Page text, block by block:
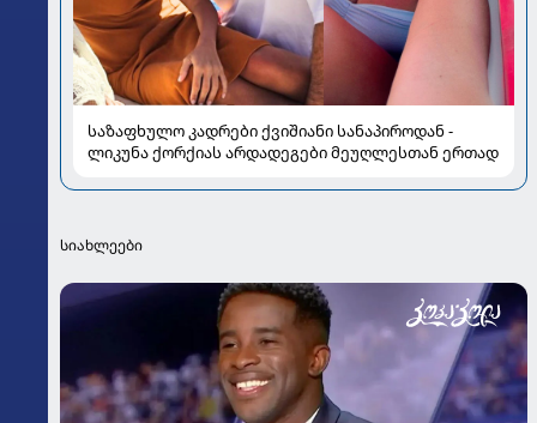
საზაფხულო კადრები ქვიშიანი სანაპიროდან -
ლიკუნა ქორქიას არდადეგები მეუღლესთან ერთად
სიახლეები